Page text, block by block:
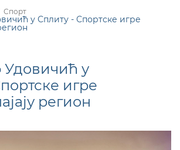
Спорт
у Сплиту - Спортске игре
у
игре
регион